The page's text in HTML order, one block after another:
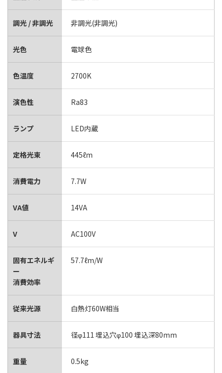
調光 / 非調光 非調光(非調光)
光色 電球色
色温度 2700K
演色性 Ra83
ランプ LED内蔵
定格光束 445ℓm
消費電力 7.7W
VA値 14VA
V AC100V
固有エネルギ
ー
消費効率
57.7ℓm/W
従来光源 白熱灯60W相当
器具寸法 径φ111 埋込穴φ100 埋込深80mm
重量 0.5kg